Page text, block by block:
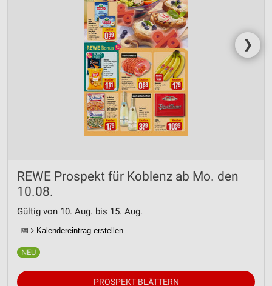
❯
REWE Prospekt für Koblenz ab Mo. den
10.08.
Gültig von 10. Aug. bis 15. Aug.
📅 Kalendereintrag erstellen
PROSPEKT BLÄTTERN